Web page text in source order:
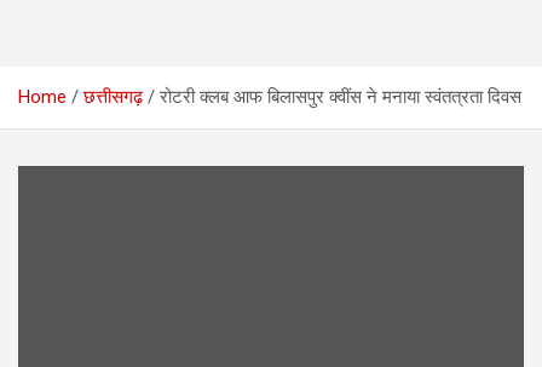
Home छत्तीसगढ़ रोटरी क्लब आफ बिलासपुर क्वींस ने मनाया स्वंतत्रता दिवस